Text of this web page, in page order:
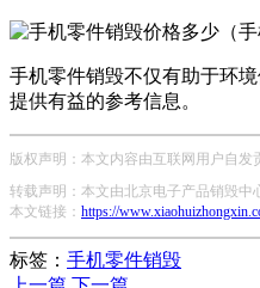
手机零件销毁不仅有助于环
提供有益的参考信息。
版权声明：本文内容由互联网用户自
转载声明：本文由北京电子产品销毁中
本文链接： https://
标签： 手机零件销毁